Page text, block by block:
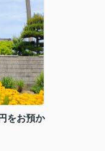
をお預か